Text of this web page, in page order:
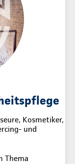
Kosmetiker,
und
Thema